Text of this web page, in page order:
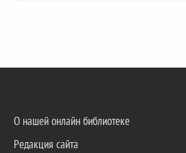
О нашей онлайн библиотеке
Редакция сайта